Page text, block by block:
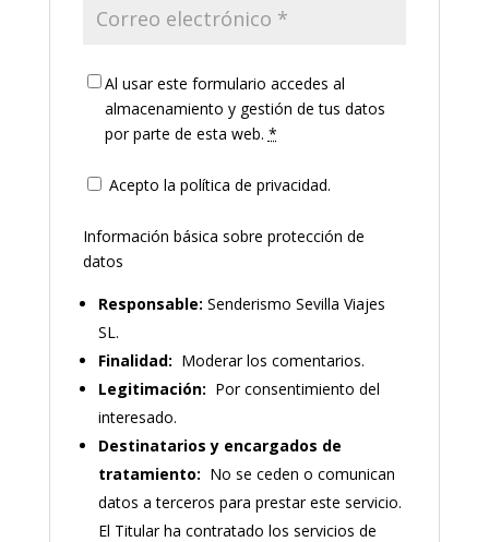
Al usar este formulario accedes al
almacenamiento y gestión de tus datos
por parte de esta web. *
Acepto la política de privacidad.
Información básica sobre protección de
datos
Responsable: Senderismo Sevilla Viajes
SL.
Finalidad: Moderar los comentarios.
Legitimación: Por consentimiento del
interesado.
Destinatarios y encargados de
tratamiento: No se ceden o comunican
datos a terceros para prestar este servicio.
El Titular ha contratado los servicios de